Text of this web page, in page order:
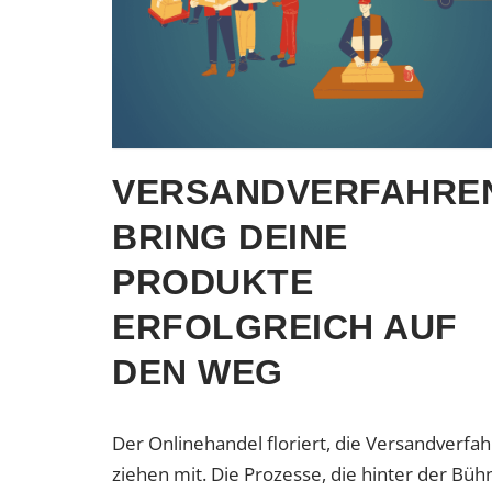
BRING DEINE
PRODUKTE
ERFOLGREICH AUF
DEN WEG
Der Onlinehandel floriert, die
ziehen mit. Die Prozesse, die hinter der